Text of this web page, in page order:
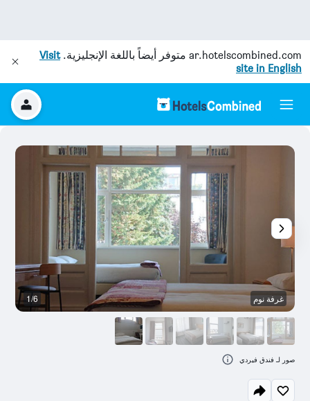
ar.hotelscombined.com متوفر أيضاً باللغة الإنجليزية.Visit
site in English
غرفة نوم 1/6
صور لـ فندق فيردي